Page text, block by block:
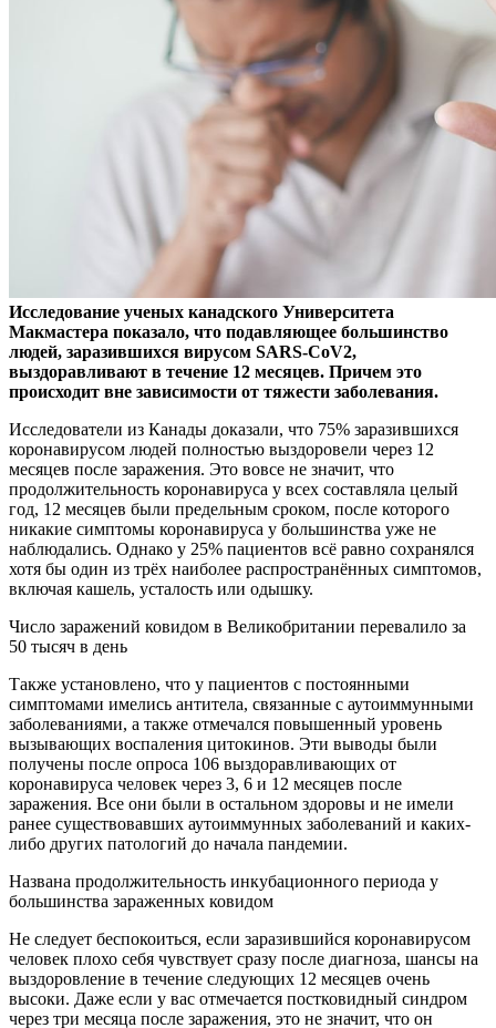
Исследование ученых канадского Университета
Макмастера показало, что подавляющее большинство
людей, заразившихся вирусом SARS-CoV2,
выздоравливают в течение 12 месяцев. Причем это
происходит вне зависимости от тяжести заболевания.
Исследователи из Канады доказали, что 75% заразившихся
коронавирусом людей полностью выздоровели через 12
месяцев после заражения. Это вовсе не значит, что
продолжительность коронавируса у всех составляла целый
год, 12 месяцев были предельным сроком, после которого
никакие симптомы коронавируса у большинства уже не
наблюдались. Однако у 25% пациентов всё равно сохранялся
хотя бы один из трёх наиболее распространённых симптомов,
включая кашель, усталость или одышку.
Число заражений ковидом в Великобритании перевалило за
50 тысяч в день
Также установлено, что у пациентов с постоянными
симптомами имелись антитела, связанные с аутоиммунными
заболеваниями, а также отмечался повышенный уровень
вызывающих воспаления цитокинов. Эти выводы были
получены после опроса 106 выздоравливающих от
коронавируса человек через 3, 6 и 12 месяцев после
заражения. Все они были в остальном здоровы и не имели
ранее существовавших аутоиммунных заболеваний и каких-
либо других патологий до начала пандемии.
Названа продолжительность инкубационного периода у
большинства зараженных ковидом
Не следует беспокоиться, если заразившийся коронавирусом
человек плохо себя чувствует сразу после диагноза, шансы на
выздоровление в течение следующих 12 месяцев очень
высоки. Даже если у вас отмечается постковидный синдром
через три месяца после заражения, это не значит, что он